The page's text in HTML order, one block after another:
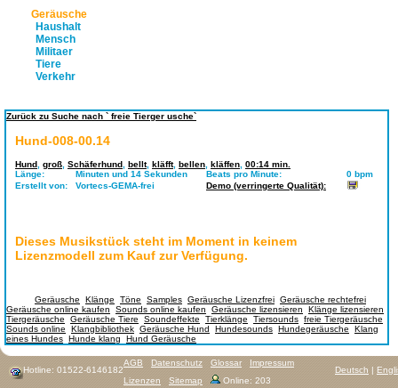
Geräusche
Haushalt
Mensch
Militaer
Tiere
Verkehr
Zurück zu Suche nach ` freie Tierger usche`
Hund-008-00.14
Hund groß Schäferhund bellt, kläfft, bellen kläffen 00:14 min.
Länge:
Minuten und 14 Sekunden Beats pro Minute:
0 bpm
Erstellt von:
Vortecs-GEMA-frei Demo (verringerte Qualität):
Dieses Musikstück steht im Moment in keinem
Lizenzmodell zum Kauf zur Verfügung.
Geräusche Klänge Töne Samples Geräusche Lizenzfrei Geräusche rechtefrei
Geräusche online kaufen
Sounds online kaufen Geräusche lizensieren Klänge lizensieren
Tiergeräusche
Geräusche Tiere Soundeffekte Tierklänge Tiersounds freie Tiergeräusche
Sounds online
Klangbibliothek Geräusche Hund Hundesounds Hundegeräusche
Klang
eines Hundes Hunde klang Hund Geräusche
Hotline: 01522-6146182 Deutsch |
AGB Datenschutz Glossar
Impressum
Lizenzen
Sitemap Online: 203